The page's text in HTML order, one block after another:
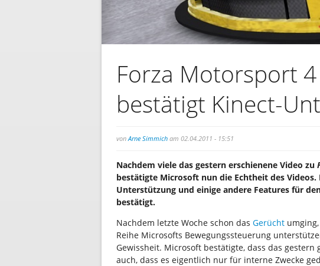
Forza Motorsport
bestätigt Kinect-
von Arne Simmich am 02.04.2011 - 15:51
Nachdem viele das gestern erschienene Video zu
bestätigte Microsoft nun die Echtheit des
Unterstützung und einige andere Features für
bestätigt.
Nachdem letzte Woche schon das Gerücht
Reihe Microsofts Bewegungssteuerung
Gewissheit. Microsoft bestätigte, dass das gestern
auch, dass es eigentlich nur für interne Zwecke